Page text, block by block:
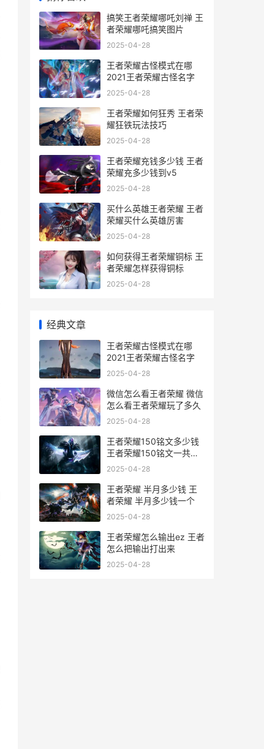
搞笑王者荣耀哪吒刘禅 王
者荣耀哪吒搞笑图片
2025-04-28
王者荣耀古怪模式在哪
2021王者荣耀古怪名字
2025-04-28
王者荣耀如何狂秀 王者荣
耀狂铁玩法技巧
2025-04-28
王者荣耀充钱多少钱 王者
荣耀充多少钱到ⅴ5
2025-04-28
买什么英雄王者荣耀 王者
荣耀买什么英雄厉害
2025-04-28
如何获得王者荣耀铜标 王
者荣耀怎样获得铜标
2025-04-28
经典文章
王者荣耀古怪模式在哪
2021王者荣耀古怪名字
2025-04-28
微信怎么看王者荣耀 微信
怎么看王者荣耀玩了多久
2025-04-28
王者荣耀150铭文多少钱
王者荣耀150铭文一共多
少套
2025-04-28
王者荣耀 半月多少钱 王
者荣耀 半月多少钱一个
2025-04-28
王者荣耀怎么输出ez 王者
怎么把输出打出来
2025-04-28